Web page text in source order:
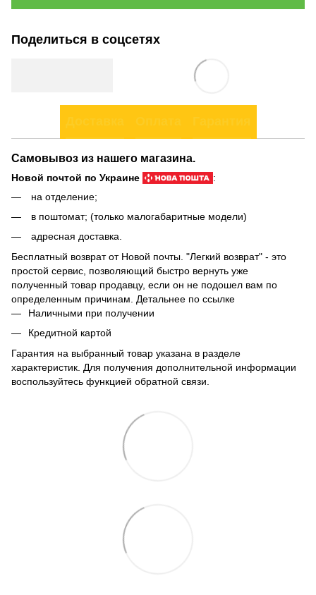
Поделиться в соцсетях
Самовывоз из нашего магазина.
Новой почтой по Украине
:
на отделение;
в поштомат; (только малогабаритные модели)
адресная доставка.
Бесплатный возврат от Новой почты. "Легкий возврат" - это
простой сервис, позволяющий быстро вернуть уже
полученный товар продавцу, если он не подошел вам по
определенным причинам. Детальнее по ссылке
Наличными при получении
Кредитной картой
Гарантия на выбранный товар указана в разделе
характеристик. Для получения дополнительной информации
воспользуйтесь функцией обратной связи.